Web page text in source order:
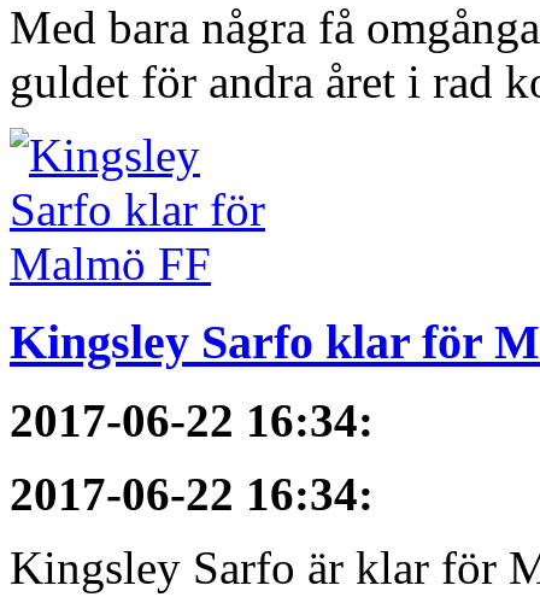
Med bara några få
guldet för andra året i rad
Kingsley Sarfo klar för
2017-06-22 16:34:
2017-06-22 16:34:
Kingsley Sarfo är klar för